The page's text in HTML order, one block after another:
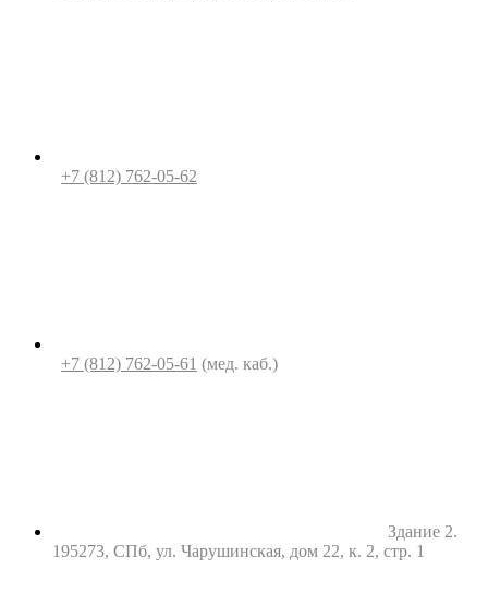
+7 (812) 762-05-62
+7 (812) 762-05-61 (мед. каб.)
Здание 2.
195273, СПб, ул. Чарушинская, дом 22, к. 2, стр. 1